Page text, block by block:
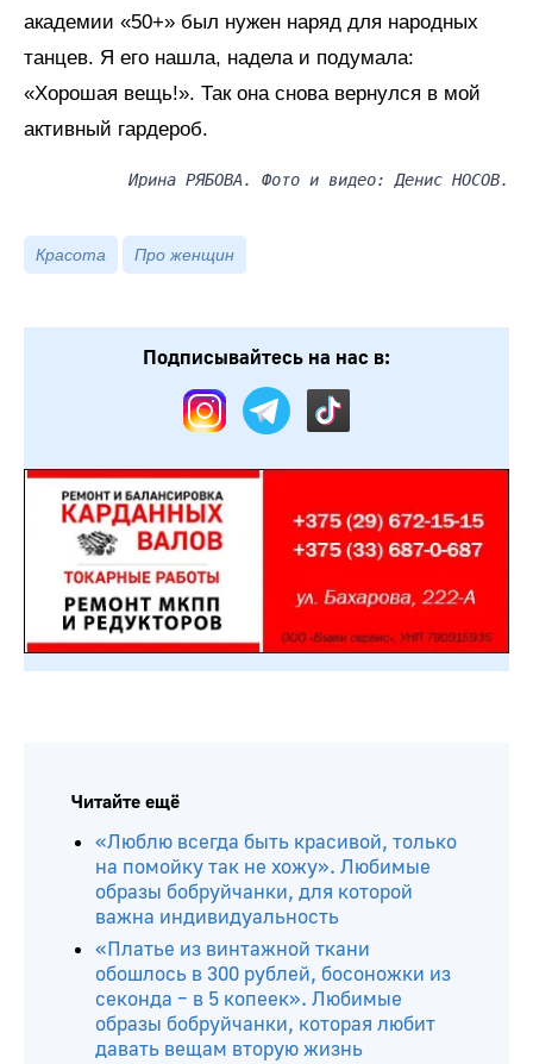
академии «50+» был нужен наряд для народных
танцев. Я его нашла, надела и подумала:
«Хорошая вещь!». Так она снова вернулся в мой
активный гардероб.
Ирина РЯБОВА. Фото и видео: Денис НОСОВ.
Красота Про женщин
Подписывайтесь на нас в:
Читайте ещё
«Люблю всегда быть красивой, только
на помойку так не хожу». Любимые
образы бобруйчанки, для которой
важна индивидуальность
«Платье из винтажной ткани
обошлось в 300 рублей, босоножки из
секонда – в 5 копеек». Любимые
образы бобруйчанки, которая любит
давать вещам вторую жизнь